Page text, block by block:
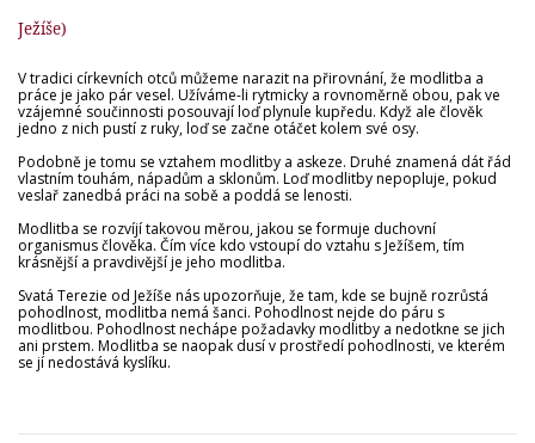
Ježíše)
V tradici církevních otců můžeme narazit na přirovnání, že modlitba a
práce je jako pár vesel. Užíváme-li rytmicky a rovnoměrně obou, pak ve
vzájemné součinnosti posouvají loď plynule kupředu. Když ale člověk
jedno z nich pustí z ruky, loď se začne otáčet kolem své osy.
Podobně je tomu se vztahem modlitby a askeze. Druhé znamená dát řád
vlastním touhám, nápadům a sklonům. Loď modlitby nepopluje, pokud
veslař zanedbá práci na sobě a poddá se lenosti.
Modlitba se rozvíjí takovou měrou, jakou se formuje duchovní
organismus člověka. Čím více kdo vstoupí do vztahu s Ježíšem, tím
krásnější a pravdivější je jeho modlitba.
Svatá Terezie od Ježíše nás upozorňuje, že tam, kde se bujně rozrůstá
pohodlnost, modlitba nemá šanci. Pohodlnost nejde do páru s
modlitbou. Pohodlnost nechápe požadavky modlitby a nedotkne se jich
ani prstem. Modlitba se naopak dusí v prostředí pohodlnosti, ve kterém
se jí nedostává kyslíku.